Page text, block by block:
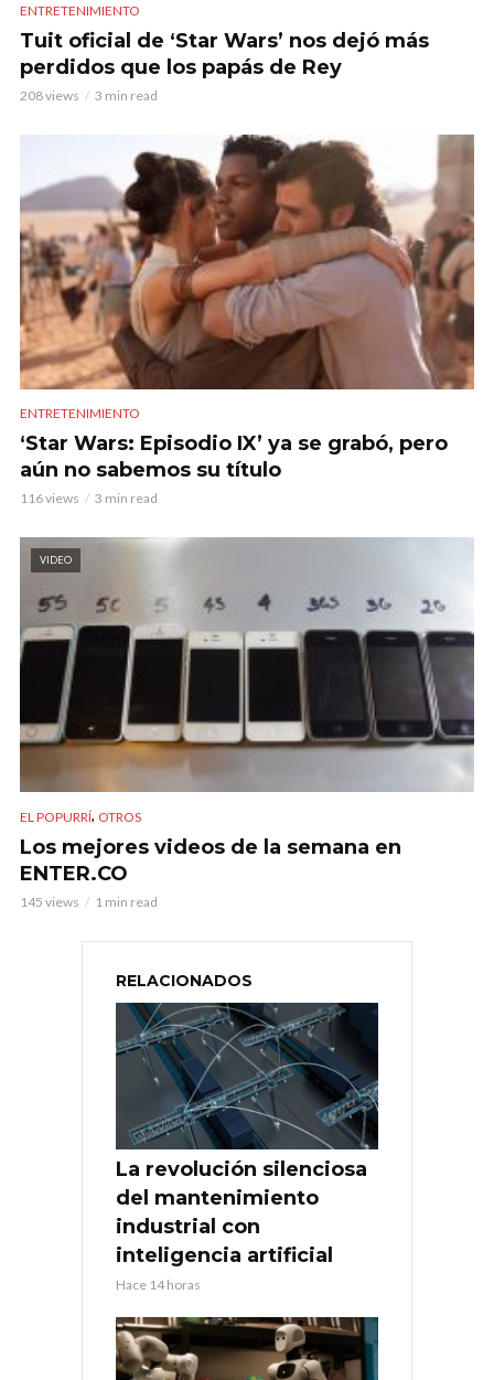
ENTRETENIMIENTO
Tuit oficial de ‘Star Wars’ nos dejó más
perdidos que los papás de Rey
208 views 3 min read
ENTRETENIMIENTO
‘Star Wars: Episodio IX’ ya se grabó, pero
aún no sabemos su título
116 views 3 min read
VIDEO
EL POPURRÍ, OTROS
Los mejores videos de la semana en
ENTER.CO
145 views 1 min read
RELACIONADOS
La revolución silenciosa
del mantenimiento
industrial con
inteligencia artificial
Hace 14 horas